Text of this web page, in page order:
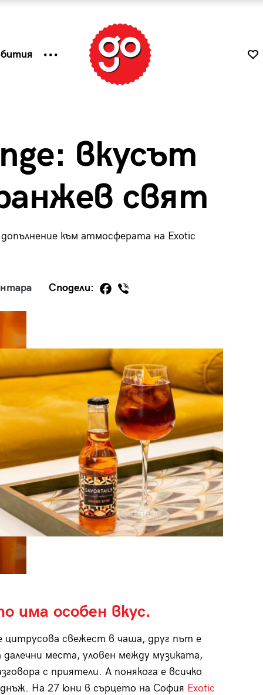
вкусът
свят
към атмосферата на Exotic
Сподели:
има особен вкус.
цитрусова свежест в чаша, друг път е
места, уловен между музиката,
с приятели. А понякога е всичко
На 27 юни в сърцето на София Exotic
Tender is the Wine – Какво
29/29